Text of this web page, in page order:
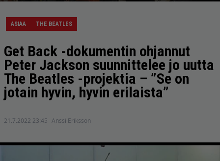
ASIAA THE BEATLES
Get Back -dokumentin ohjannut
Peter Jackson suunnittelee jo uutta
The Beatles -projektia – ”Se on
jotain hyvin, hyvin erilaista”
21.7.2022 23:45 Anssi Eriksson